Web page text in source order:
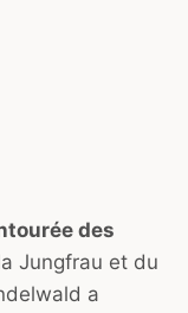
des
Jungfrau et du
a